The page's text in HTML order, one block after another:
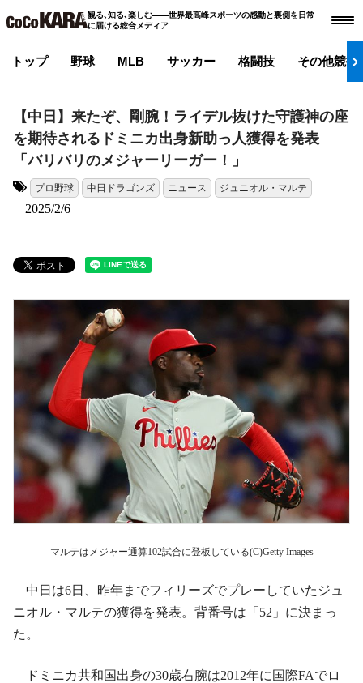
観る､知る､楽しむ――世界最高峰スポーツの感動と裏側を日常
に届ける総合メディア
トップ 野球 MLB サッカー 格闘技 その他競技
【中日】来たぞ、剛腕！ライデル抜けた守護神の座
を期待されるドミニカ出身新助っ人獲得を発表
「バリバリのメジャーリーガー！」
プロ野球 中日ドラゴンズ ニュース ジュニオル・マルテ
2025/2/6
マルテはメジャー通算102試合に登板している(C)Getty Images
中日は6日、昨年までフィリーズでプレーしていたジュ
ニオル・マルテの獲得を発表。背番号は「52」に決まっ
た。
ドミニカ共和国出身の30歳右腕は2012年に国際FAでロ